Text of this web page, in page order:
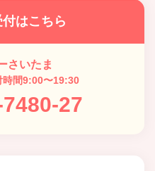
はこちら
さいたま
間9:00〜19:30
27